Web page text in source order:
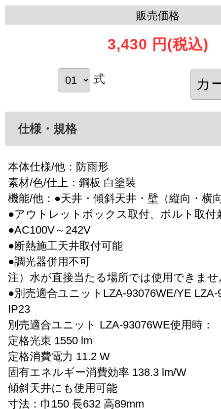
販売価格
3,430 円 (税込)
式
仕様・規格
本体仕様/他：防雨形
素材/色/仕上：鋼板 白塗装
機能/他：●天井・傾斜天井・壁（縦向・横
●アウトレットボックス取付、ボルト取付
●AC100V～242V
●断熱施工天井取付可能
●調光器併用不可
注）水が直接当たる場所では使用できま
●別売適合ユニットLZA-93076WE/YE LZA-
IP23
別売適合ユニット LZA-93076WE使用時：
定格光束 1550 lm
定格消費電力 11.2 W
固有エネルギー消費効率 138.3 lm/W
傾斜天井にも使用可能
寸法：巾150 長632 高89mm